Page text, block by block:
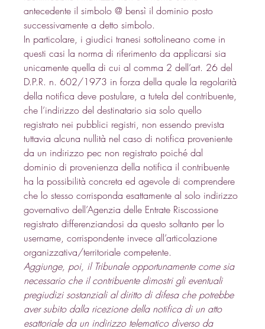
antecedente il simbolo @ bensì il dominio posto
successivamente a detto simbolo.
In particolare, i giudici tranesi sottolineano come in
questi casi la norma di riferimento da applicarsi sia
unicamente quella di cui al comma 2 dell’art. 26 del
D.P.R. n. 602/1973 in forza della quale la regolarità
della notifica deve postulare, a tutela del contribuente,
che l’indirizzo del destinatario sia solo quello
registrato nei pubblici registri, non essendo prevista
tuttavia alcuna nullità nel caso di notifica proveniente
da un indirizzo pec non registrato poiché dal
dominio di provenienza della notifica il contribuente
ha la possibilità concreta ed agevole di comprendere
che lo stesso corrisponda esattamente al solo indirizzo
governativo dell’Agenzia delle Entrate Riscossione
registrato differenziandosi da questo soltanto per lo
username, corrispondente invece all’articolazione
organizzativa/territoriale competente.
Aggiunge, poi, il Tribunale opportunamente come sia
necessario che il contribuente dimostri gli eventuali
pregiudizi sostanziali al diritto di difesa che potrebbe
aver subito dalla ricezione della notifica di un atto
esattoriale da un indirizzo telematico diverso da